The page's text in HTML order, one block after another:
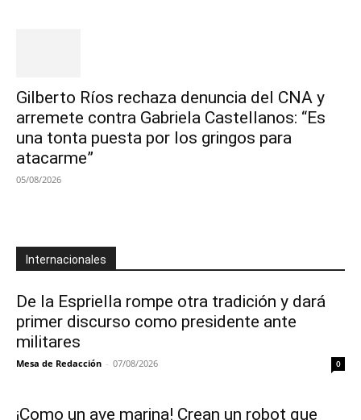
Gilberto Ríos rechaza denuncia del CNA y
arremete contra Gabriela Castellanos: “Es
una tonta puesta por los gringos para
atacarme”
05/08/2026
Internacionales
De la Espriella rompe otra tradición y dará
primer discurso como presidente ante
militares
Mesa de Redacción - 07/08/2026 0
¡Como un ave marina! Crean un robot que